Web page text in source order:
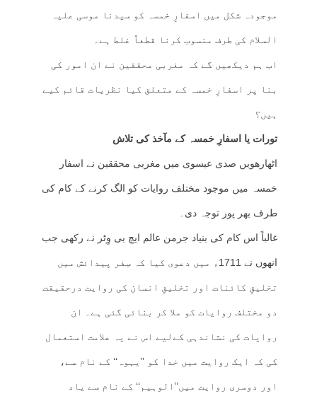
موجودہ شکل میں اسفارِ خمسہ کو سیدنا موسی علیہ
السلام کی طرف منسوب کرنا قطعاً غلط ہے۔
اب ہم دیکھیں گے کہ مغربی محققین نے ان امور کی
بنا پر اسفارِ خمسہ کے متعلق کیا نظریات قائم کیے
ہیں؟
تورات یا اسفارِ خمسہ کے مآخذ کی تلاش
اٹھارھویں صدی عیسوی میں مغربی محققین نے اسفار
خمسہ میں موجود مختلف روایات کو الگ کرنے کے کام کی
طرف بھر پور توجہ دی۔
غالباً اس کام کی بنیاد جرمن عالم ایچ بی وِٹر نے رکھی جب
انھوں نے 1711ء میں دعوی کیا کہ سِفر پیدائش میں
تخلیقِ کائنات اور تخلیقِ انسان کی روایت درحقیقت
دو مختلف روایات کو ملا کر بنائی گئی ہے۔ ان
روایات کی نشاندہی کےلیے اس نے یہ علامت استعمال
کی کہ ایک روایت میں خدا کو ’’یہوہ‘‘ کے نام سے،
اور دوسری روایت میں’’الوہیم‘‘ کے نام سے یاد